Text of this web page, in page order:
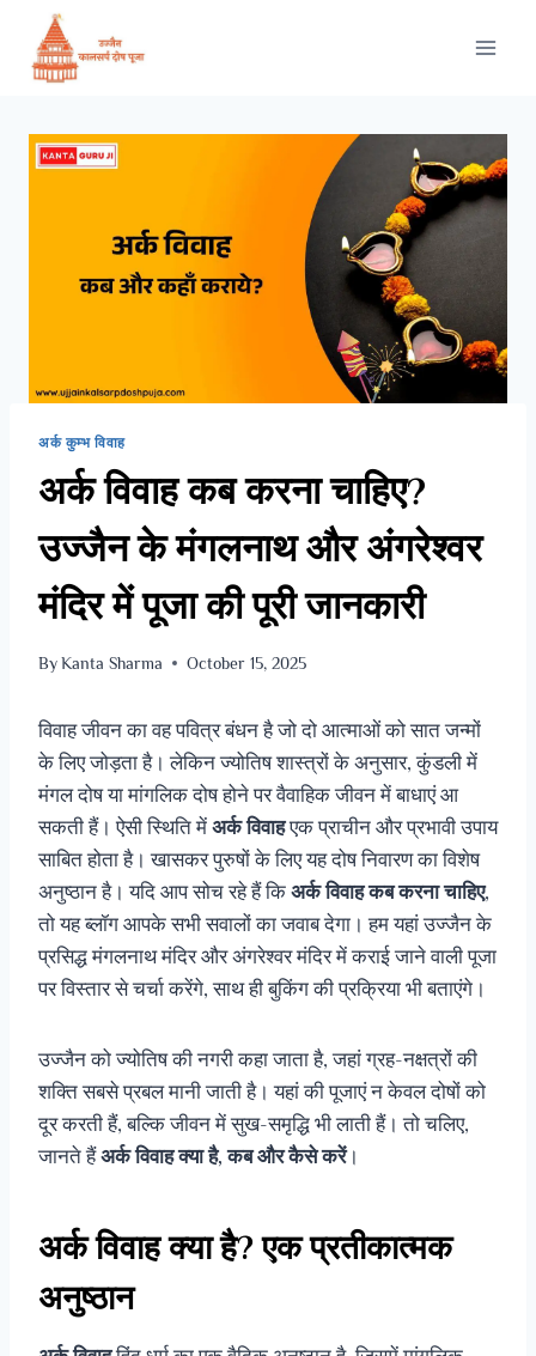
अर्क कुम्भ विवाह
अर्क विवाह कब करना चाहिए?
उज्जैन के मंगलनाथ और अंगरेश्वर
मंदिर में पूजा की पूरी जानकारी
By Kanta Sharma October 15, 2025
विवाह जीवन का वह पवित्र बंधन है जो दो आत्माओं को सात जन्मों
के लिए जोड़ता है। लेकिन ज्योतिष शास्त्रों के अनुसार, कुंडली में
मंगल दोष या मांगलिक दोष होने पर वैवाहिक जीवन में बाधाएं आ
सकती हैं। ऐसी स्थिति में अर्क विवाहएक प्राचीन और प्रभावी उपाय
साबित होता है। खासकर पुरुषों के लिए यह दोष निवारण का विशेष
अनुष्ठान है। यदि आप सोच रहे हैं कि अर्क विवाह कब करना चाहिए,
तो यह ब्लॉग आपके सभी सवालों का जवाब देगा। हम यहां उज्जैन के
प्रसिद्ध मंगलनाथ मंदिर और अंगरेश्वर मंदिर में कराई जाने वाली पूजा
पर विस्तार से चर्चा करेंगे, साथ ही बुकिंग की प्रक्रिया भी बताएंगे।
उज्जैन को ज्योतिष की नगरी कहा जाता है, जहां ग्रह-नक्षत्रों की
शक्ति सबसे प्रबल मानी जाती है। यहां की पूजाएं न केवल दोषों को
दूर करती हैं, बल्कि जीवन में सुख-समृद्धि भी लाती हैं। तो चलिए,
जानते हैंअर्क विवाह क्या है, कब और कैसे करें।
अर्क विवाह क्या है? एक प्रतीकात्मक
अनुष्ठान